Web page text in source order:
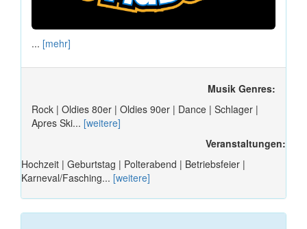
... [mehr]
Musik Genres:
Rock | Oldies 80er | Oldies 90er | Dance | Schlager |
Apres Ski... [weitere]
Veranstaltungen:
Hochzeit | Geburtstag | Polterabend | Betriebsfeier |
Karneval/Fasching... [weitere]